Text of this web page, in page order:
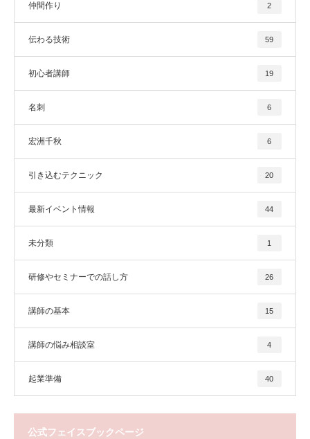
仲間作り 2
伝わる技術 59
初心者講師 19
名刺 6
宏洲千秋 6
引き込むテクニック 20
最新イベント情報 44
未分類 1
研修やセミナーでの話し方 26
講師の基本 15
講師の悩み相談室 4
起業準備 40
公式フェイスブックページ